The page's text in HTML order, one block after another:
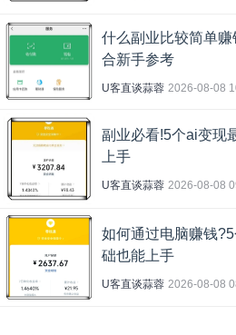
什么副业比较简单
合新手参考
U客直谈蒜蓉 2026-08-08
副业必看!5个ai变现
上手
U客直谈蒜蓉 2026-08-08
如何通过电脑赚钱
础也能上手
U客直谈蒜蓉 2026-08-08